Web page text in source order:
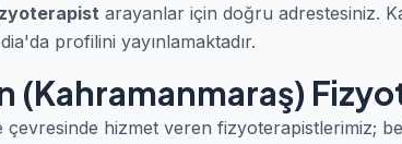
arayanlar için doğru adrestesiniz.
profilini yayınlamaktadır.
(Kahramanmaraş)
çevresinde hizmet veren fizyoterapistlerimiz;